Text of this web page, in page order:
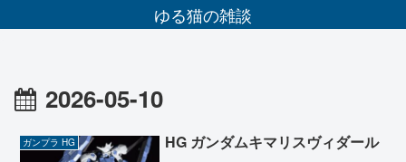
ゆる猫の雑談
2026-05-10
ガンプラ HG HG ガンダムキマリスヴィダール